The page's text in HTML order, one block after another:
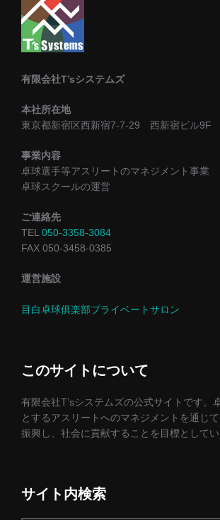
有限会社T’sシステムズ
本社所在地
東京都新宿区西新宿7-7-29 西新宿ビル9F
事業内容
卓球選手等アスリートのマネジメント事業
卓球スクールの運営
ご連絡先
TEL 050-3358-3084
FAX 050-3458-0385
運営施設
目白卓球俱楽部プライベートサロン
このサイトについて
有限会社T’sシステムズの公式サイトです。
とするアスリートへのマネジメントを通じ
振興し、社会に貢献することを目標としてい
サイト内検索